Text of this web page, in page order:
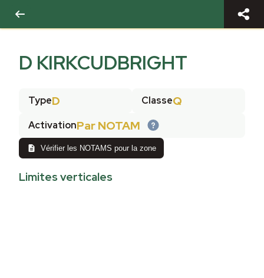
D KIRKCUDBRIGHT
TypeD ClasseQ
ActivationPar NOTAM
Vérifier les NOTAMS pour la zone
Limites verticales